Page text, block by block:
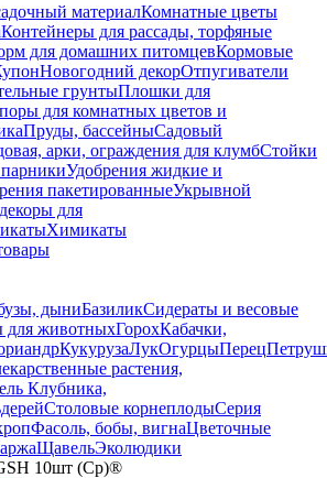
материалКомнатные цветы
Контейнеры для рассады, торфяные
для домашних питомцевКормовые
Новогодний декорОтпугиватели
грунтыПлошки для
для комнатных цветов и
Пруды, бассейныСадовый
арки, ограждения для клумбСтойки
Удобрения жидкие и
пакетированныеУкрывной
для
Химикаты
дыниБазиликСидераты и весовые
для животныхГорохКабачки,
КукурузаЛукОгурцыПерец
растения,
Клубника,
Столовые корнеплодыСерия
Фасоль, бобы, вигнаЦветочные
ЩавельЭколюдики
10шт (Ср)®